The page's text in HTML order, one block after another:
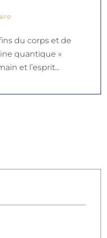
du corps et de
quantique »
et l’esprit...